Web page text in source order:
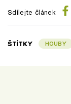
Sdílejte článek
ŠTÍTKY HOUBY